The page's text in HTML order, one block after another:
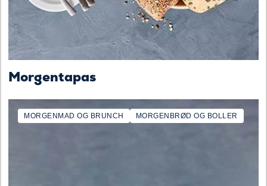
Morgentapas
MORGENMAD OG BRUNCH MORGENBRØD OG BOLLER